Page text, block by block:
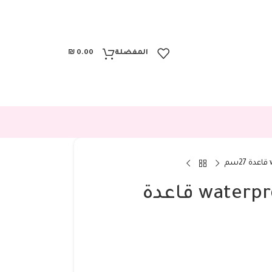
المفضلة ₪ 0.00
حقيبة كوتش waterproof قاعدة